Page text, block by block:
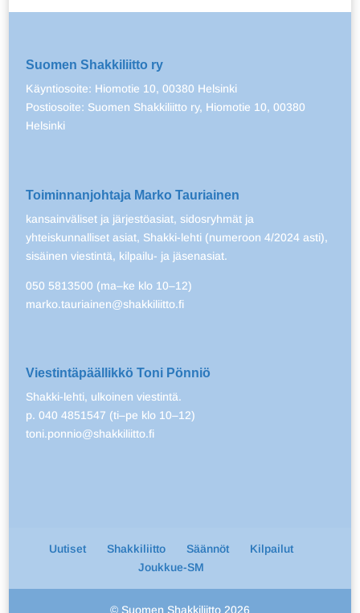
Suomen Shakkiliitto ry
Käyntiosoite: Hiomotie 10, 00380 Helsinki
Postiosoite: Suomen Shakkiliitto ry, Hiomotie 10, 00380
Helsinki
Toiminnanjohtaja Marko Tauriainen
kansainväliset ja järjestöasiat, sidosryhmät ja
yhteiskunnalliset asiat, Shakki-lehti (numeroon 4/2024 asti),
sisäinen viestintä, kilpailu- ja jäsenasiat.
050 5813500 (ma–ke klo 10–12)
marko.tauriainen@shakkiliitto.fi
Viestintäpäällikkö Toni Pönniö
Shakki-lehti, ulkoinen viestintä.
p. 040 4851547 (ti–pe klo 10–12)
toni.ponnio@shakkiliitto.fi
Uutiset Shakkiliitto Säännöt
Kilpailut
Joukkue-SM
© Suomen Shakkiliitto 2026